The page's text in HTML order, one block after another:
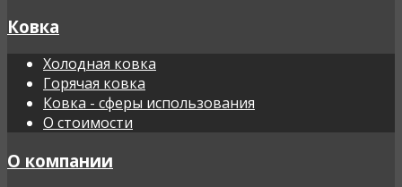
Ковка
Холодная ковка
Горячая ковка
Ковка - сферы использования
О стоимости
О компании